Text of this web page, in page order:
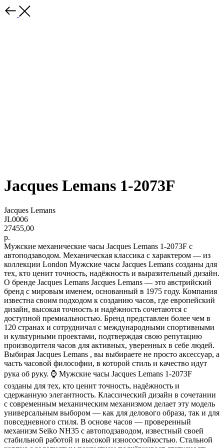
Jacques Lemans 1-2073F
Jacques Lemans
JL0006
27455,00
р.
Мужские механические часы Jacques Lemans 1-2073F с
автоподзаводом. Механическая классика с характером — из
коллекции London Мужские часы Jacques Lemans созданы для
тех, кто ценит точность, надёжность и выразительный дизайн.
О бренде Jacques Lemans Jacques Lemans — это австрийский
бренд с мировым именем, основанный в 1975 году. Компания
известна своим подходом к созданию часов, где европейский
дизайн, высокая точность и надёжность сочетаются с
доступной премиальностью. Бренд представлен более чем в
120 странах и сотрудничал с международными спортивными
и культурными проектами, подтверждая свою репутацию
производителя часов для активных, уверенных в себе людей.
Выбирая Jacques Lemans , вы выбираете не просто аксессуар, а
часть часовой философии, в которой стиль и качество идут
рука об руку. ⌚ Мужские часы Jacques Lemans 1-2073F
созданы для тех, кто ценит точность, надёжность и
сдержанную элегантность. Классический дизайн в сочетании
с современным механическим механизмом делает эту модель
универсальным выбором — как для делового образа, так и для
повседневного стиля. В основе часов — проверенный
механизм Seiko NH35 с автоподзаводом, известный своей
стабильной работой и высокой износостойкостью. Стальной